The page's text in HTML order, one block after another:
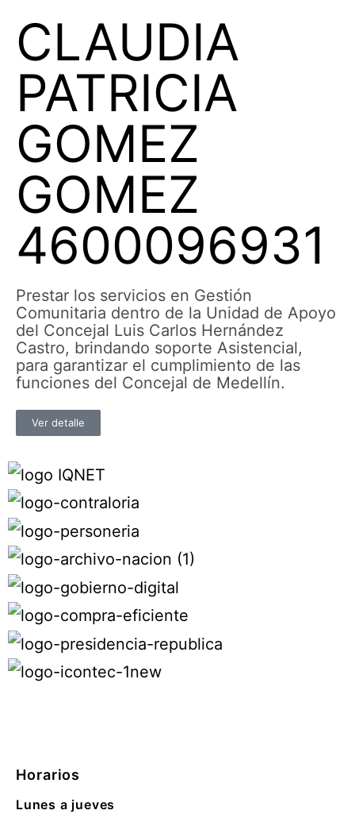
CLAUDIA
PATRICIA
GOMEZ
GOMEZ
4600096931
Prestar los servicios en Gestión
Comunitaria dentro de la Unidad de Apoyo
del Concejal Luis Carlos Hernández
Castro, brindando soporte Asistencial,
para garantizar el cumplimiento de las
funciones del Concejal de Medellín.
Ver detalle
Horarios
Lunes a jueves